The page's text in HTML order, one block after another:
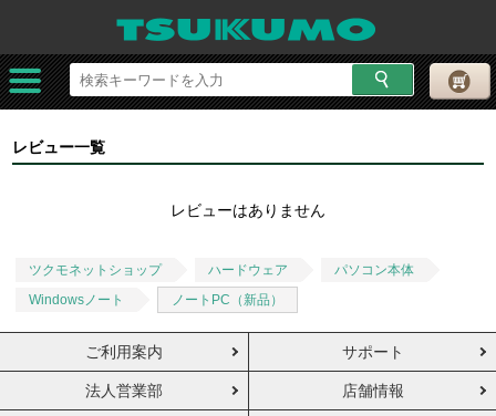
レビュー一覧
レビューはありません
ツクモネットショップ ハードウェア
パソコン本体
Windowsノート
ノートPC（新品）
ご利用案内 サポート
法人営業部 店舗情報